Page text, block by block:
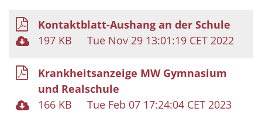
Kontaktblatt-Aushang an der Schule
197 KB
Tue Nov 29 13:01:19 CET 2022
Krankheitsanzeige MW Gymnasium
und Realschule
166 KB
Tue Feb 07 17:24:04 CET 2023